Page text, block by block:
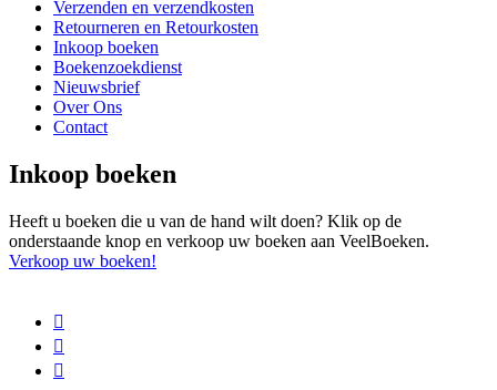
Verzenden en verzendkosten
Retourneren en Retourkosten
Inkoop boeken
Boekenzoekdienst
Nieuwsbrief
Over Ons
Contact
Inkoop boeken
Heeft u boeken die u van de hand wilt doen? Klik op de
onderstaande knop en verkoop uw boeken aan VeelBoeken.
Verkoop uw boeken!